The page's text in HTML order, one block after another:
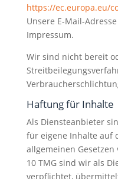
https://ec.europa.eu/
Unsere E-Mail-
Impressum.
Wir sind nicht bereit
Haftung für Inhalte
Als Diensteanbieter
für eigene Inhalte auf
allgemeinen
10 TMG sind wir als
verpflichtet,